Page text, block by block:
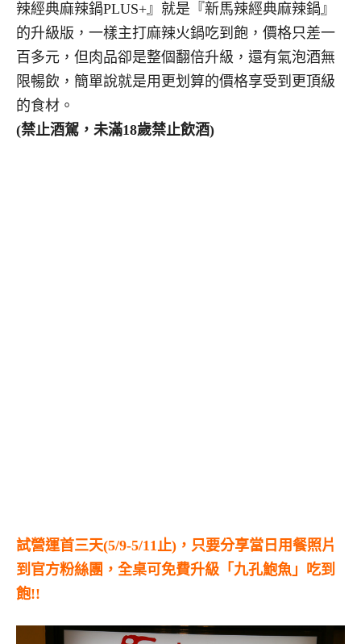
辣經典麻辣鍋PLUS+』就是『新馬辣經典麻辣鍋』
的升級版，一樣主打麻辣火鍋吃到飽，價格只差一
百多元，但肉品卻是整個翻倍升級，還有氣泡酒無
限暢飲，簡單說就是用更划算的價格享受到更頂級
的食材。
(禁止酒駕，未滿18歲禁止飲酒)
試營運首三天(5/9-5/11止)，只要分享當日用餐照片
到官方粉絲團，全桌可免費升級「九孔鮑魚」吃到
飽!!